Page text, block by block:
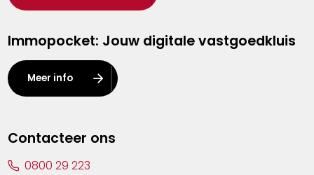
Herentals
Kalmthout
Leuven
Lier
Immopocket: Jouw digitale vastgoedkluis
Meer info
Contacteer ons
0800 29 223